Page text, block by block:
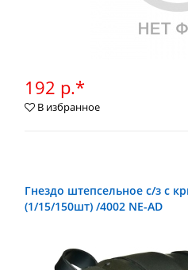
192 р.*
В избранное
Гнездо штепсельное с/з с
(1/15/150шт) /4002 NE-AD